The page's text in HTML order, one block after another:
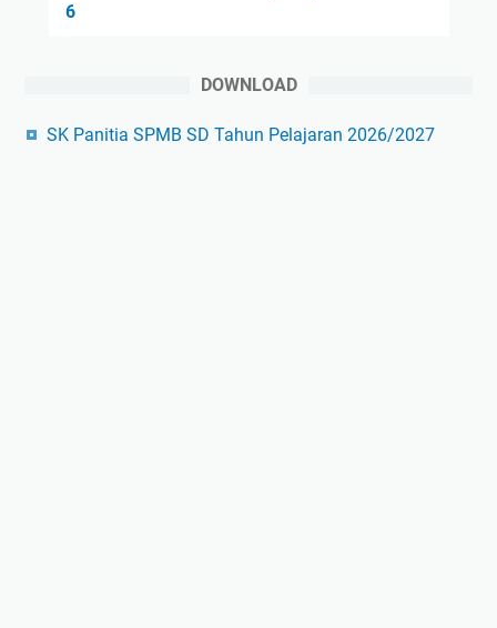
6
DOWNLOAD
SK Panitia SPMB SD Tahun Pelajaran 2026/2027